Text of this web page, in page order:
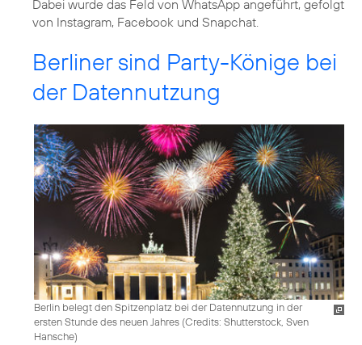
Dabei wurde das Feld von WhatsApp angeführt, gefolgt
von Instagram, Facebook und Snapchat.
Berliner sind Party-Könige bei
der Datennutzung
Berlin belegt den Spitzenplatz bei der Datennutzung in der
ersten Stunde des neuen Jahres (Credits: Shutterstock, Sven
Hansche)